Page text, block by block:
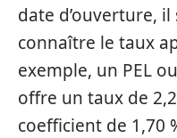
date d’ouverture,
connaître le taux
exemple, un PEL
offre un taux de
coefficient de 1,70